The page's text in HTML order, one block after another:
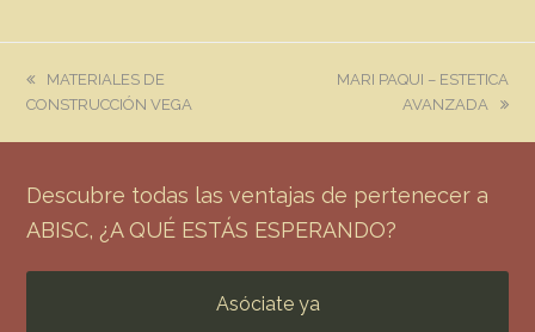
previous
post:
MATERIALES DE
CONSTRUCCIÓN VEGA
next
MARI PAQUI – ESTETICA
AVANZADA
Descubre todas las ventajas de pertenecer a
ABISC, ¿A QUÉ ESTÁS ESPERANDO?
Asóciate ya